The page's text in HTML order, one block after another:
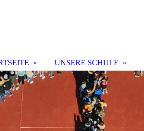
UNSERE SCHULE